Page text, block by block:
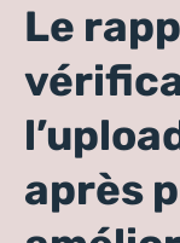
Le
après